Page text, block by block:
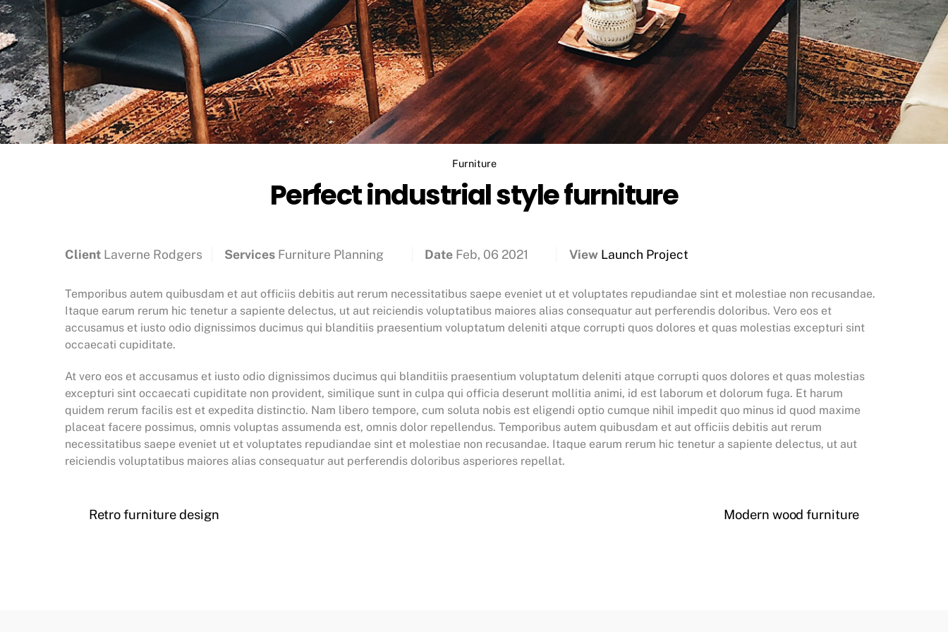
Furniture
Perfect industrial style furniture
Client Laverne Rodgers Services Furniture Planning Date Feb, 06 2021 View Launch Project
Temporibus autem quibusdam et aut officiis debitis aut rerum necessitatibus saepe eveniet ut et voluptates repudiandae sint et molestiae non recusandae.
Itaque earum rerum hic tenetur a sapiente delectus, ut aut reiciendis voluptatibus maiores alias consequatur aut perferendis doloribus. Vero eos et
accusamus et iusto odio dignissimos ducimus qui blanditiis praesentium voluptatum deleniti atque corrupti quos dolores et quas molestias excepturi sint
occaecati cupiditate.
At vero eos et accusamus et iusto odio dignissimos ducimus qui blanditiis praesentium voluptatum deleniti atque corrupti quos dolores et quas molestias
excepturi sint occaecati cupiditate non provident, similique sunt in culpa qui officia deserunt mollitia animi, id est laborum et dolorum fuga. Et harum
quidem rerum facilis est et expedita distinctio. Nam libero tempore, cum soluta nobis est eligendi optio cumque nihil impedit quo minus id quod maxime
placeat facere possimus, omnis voluptas assumenda est, omnis dolor repellendus. Temporibus autem quibusdam et aut officiis debitis aut rerum
necessitatibus saepe eveniet ut et voluptates repudiandae sint et molestiae non recusandae. Itaque earum rerum hic tenetur a sapiente delectus, ut aut
reiciendis voluptatibus maiores alias consequatur aut perferendis doloribus asperiores repellat.
Retro furniture design Modern wood furniture